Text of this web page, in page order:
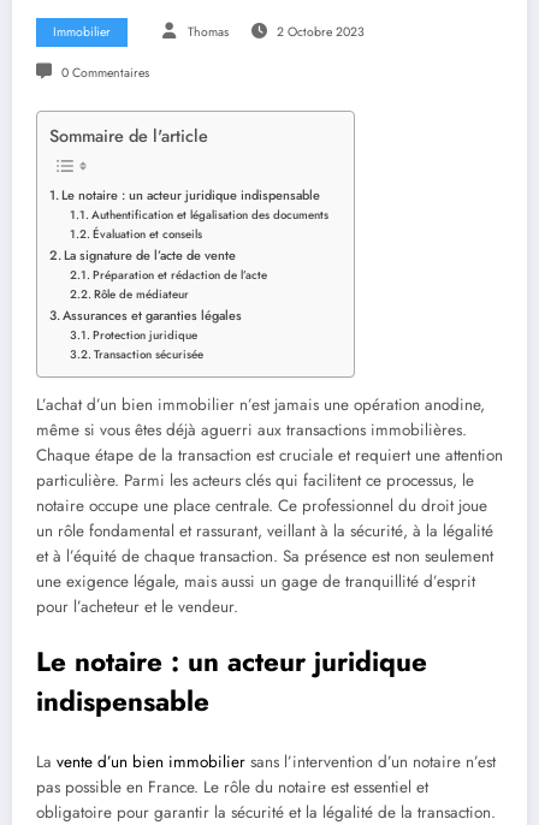
Immobilier Thomas 2 Octobre 2023
0 Commentaires
Sommaire de l'article
Le notaire : un acteur juridique indispensable
Authentification et légalisation des documents
Évaluation et conseils
La signature de l’acte de vente
Préparation et rédaction de l’acte
Rôle de médiateur
Assurances et garanties légales
Protection juridique
Transaction sécurisée
L’achat d’un bien immobilier n’est jamais une opération anodine,
même si vous êtes déjà aguerri aux transactions immobilières.
Chaque étape de la transaction est cruciale et requiert une attention
particulière. Parmi les acteurs clés qui facilitent ce processus, le
notaire occupe une place centrale. Ce professionnel du droit joue
un rôle fondamental et rassurant, veillant à la sécurité, à la légalité
et à l’équité de chaque transaction. Sa présence est non seulement
une exigence légale, mais aussi un gage de tranquillité d’esprit
pour l’acheteur et le vendeur.
Le notaire : un acteur juridique
indispensable
La vente d’un bien immobilier sans l’intervention d’un notaire n’est
pas possible en France. Le rôle du notaire est essentiel et
obligatoire pour garantir la sécurité et la légalité de la transaction.